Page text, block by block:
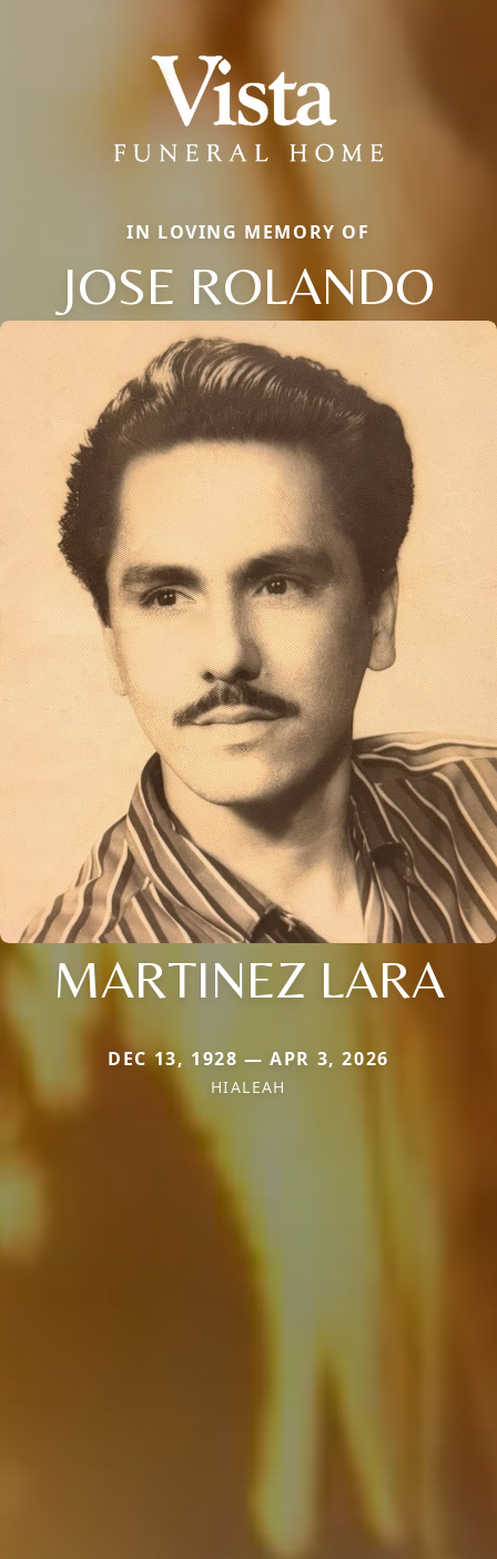
IN LOVING MEMORY OF
JOSE ROLANDO
MARTINEZ LARA
DEC 13, 1928 — APR 3, 2026
HIALEAH